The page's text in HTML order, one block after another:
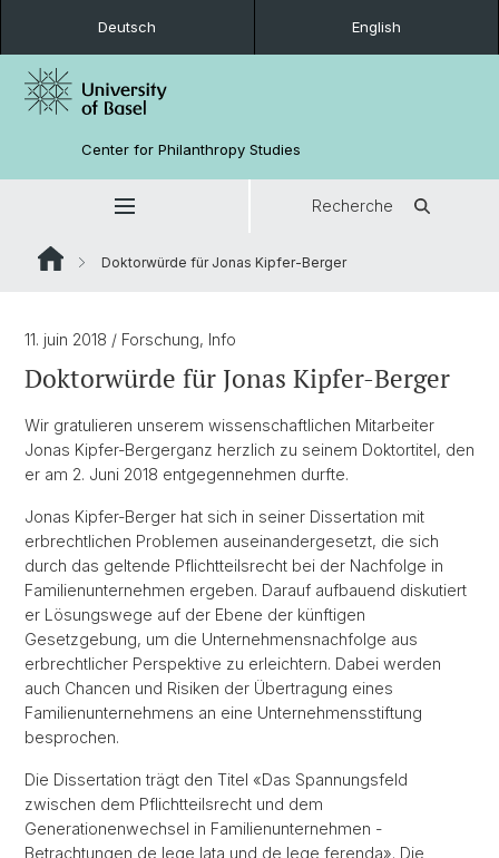
Deutsch English
Center for Philanthropy Studies
Recherche
Doktorwürde für Jonas Kipfer-Berger
11. juin 2018 / Forschung, Info
Doktorwürde für Jonas Kipfer-Berger
Wir gratulieren unserem wissenschaftlichen Mitarbeiter
Jonas Kipfer-Bergerganz herzlich zu seinem Doktortitel, den
er am 2. Juni 2018 entgegennehmen durfte.
Jonas Kipfer-Berger hat sich in seiner Dissertation mit
erbrechtlichen Problemen auseinandergesetzt, die sich
durch das geltende Pflichtteilsrecht bei der Nachfolge in
Familienunternehmen ergeben. Darauf aufbauend diskutiert
er Lösungswege auf der Ebene der künftigen
Gesetzgebung, um die Unternehmensnachfolge aus
erbrechtlicher Perspektive zu erleichtern. Dabei werden
auch Chancen und Risiken der Übertragung eines
Familienunternehmens an eine Unternehmensstiftung
besprochen.
Die Dissertation trägt den Titel «Das Spannungsfeld
zwischen dem Pflichtteilsrecht und dem
Generationenwechsel in Familienunternehmen -
Betrachtungen de lege lata und de lege ferenda». Die